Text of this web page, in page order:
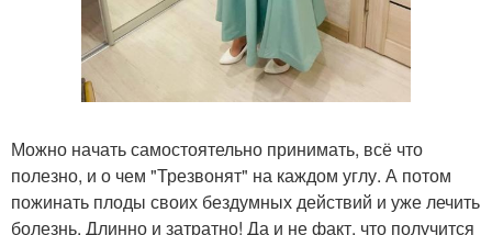
Можно начать самостоятельно принимать, всё что
полезно, и о чем "Трезвонят" на каждом углу. А потом
пожинать плоды своих бездумных действий и уже лечить
болезнь. Длинно и затратно! Да и не факт, что получится